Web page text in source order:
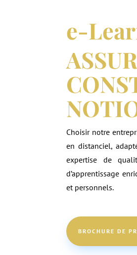
e-
Choisir notre
en distanciel,
expertise de
d’apprentissage
et personnels.
BROCHURE DE